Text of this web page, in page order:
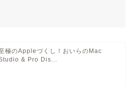
極のAppleづくし！おいらのMac
& Pro Dis...